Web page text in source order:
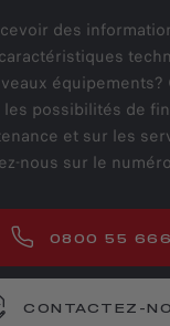
des
équipements?
possibilités de
et sur les
nous sur le
0800 55 666
CONTACTEZ-